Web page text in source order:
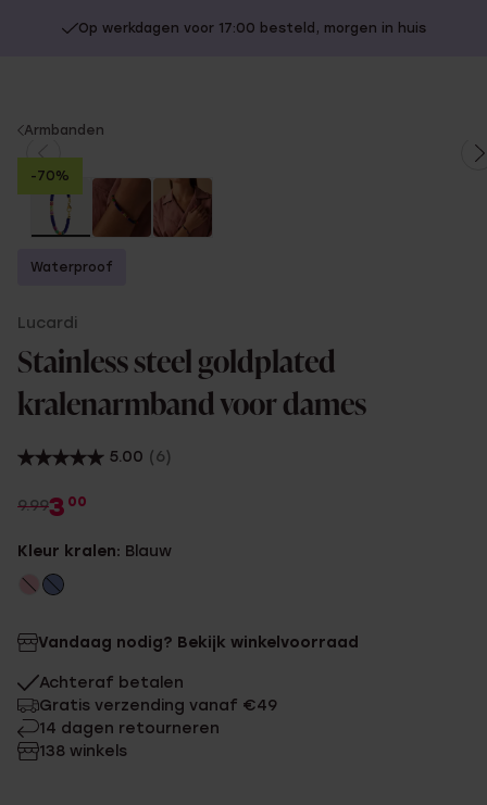
Op werkdagen voor 17:00 besteld, morgen in huis
You
are
here:
Armbanden
-70%
Waterproof
Lucardi
Stainless steel goldplated
kralenarmband voor dames
5.00 (6)
9.993 00
Kleur kralen: Blauw
Vandaag nodig? Bekijk winkelvoorraad
Achteraf betalen
Gratis verzending vanaf €49
14 dagen retourneren
138 winkels